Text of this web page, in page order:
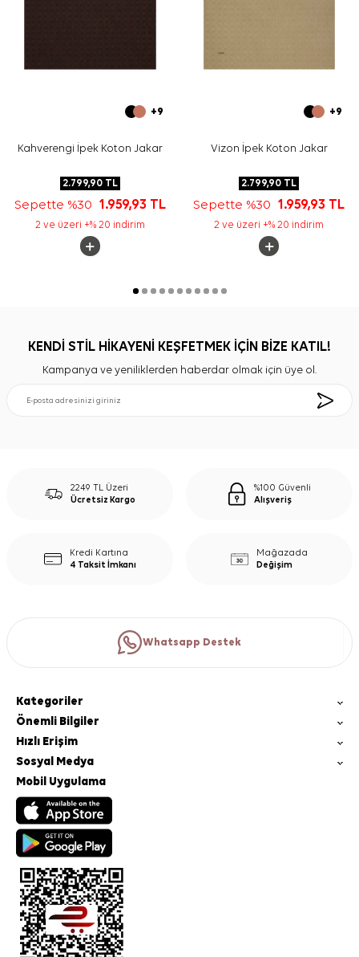
+9
Kahverengi İpek Koton Jakar
2.799,90TL
Sepette %30 1.959,93 TL
2 ve üzeri +% 20 indirim
+9
Vizon İpek Koton Jakar
2.799,90 TL
Sepette %30 1.959,93 TL
2 ve üzeri +% 20 indirim
KENDİ STİL HİKAYENİ KEŞFETMEK İÇİN BİZE KATIL!
Kampanya ve yeniliklerden haberdar olmak için üye ol.
2249 TL Üzeri
Ücretsiz Kargo
%100 Güvenli
Alışveriş
Kredi Kartına
4 Taksit İmkanı
Mağazada
Değişim
Whatsapp Destek
Kategoriler
Önemli Bilgiler
Hızlı Erişim
Sosyal Medya
Mobil Uygulama